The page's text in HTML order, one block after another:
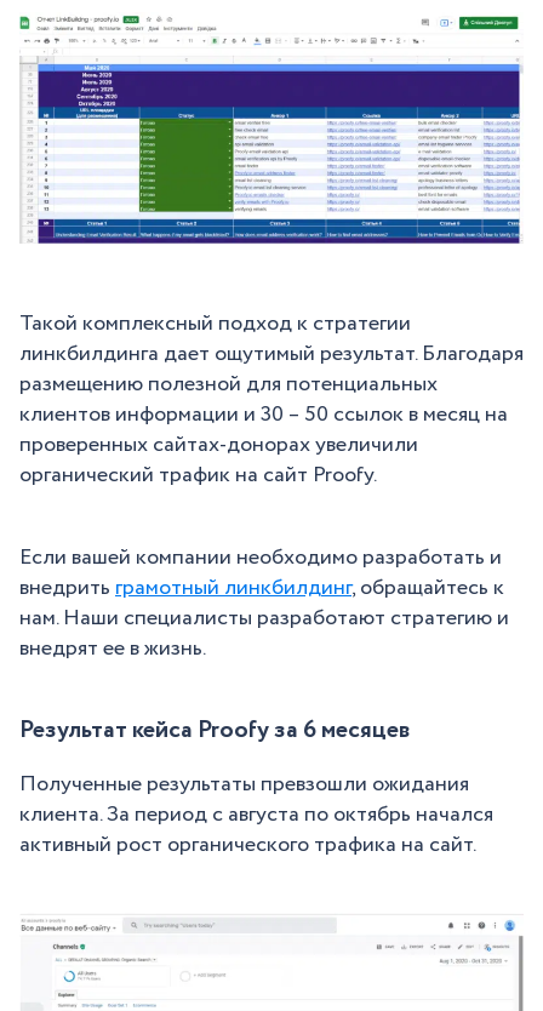
Такой комплексный подход к стратегии
линкбилдинга дает ощутимый результат. Благодаря
размещению полезной для потенциальных
клиентов информации и 30 – 50 ссылок в месяц на
проверенных сайтах-донорах увеличили
органический трафик на сайт Proofy.
Если вашей компании необходимо разработать и
внедритьграмотный линкбилдинг, обращайтесь к
нам. Наши специалисты разработают стратегию и
внедрят ее в жизнь.
Результат кейса Proofy за 6 месяцев
Полученные результаты превзошли ожидания
клиента. За период с августа по октябрь начался
активный рост органического трафика на сайт.